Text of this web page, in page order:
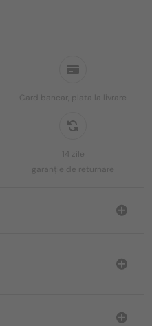
Card bancar, plata la livrare
14 zile
garanție de returnare